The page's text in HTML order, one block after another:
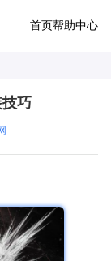
首页帮助中心
巧